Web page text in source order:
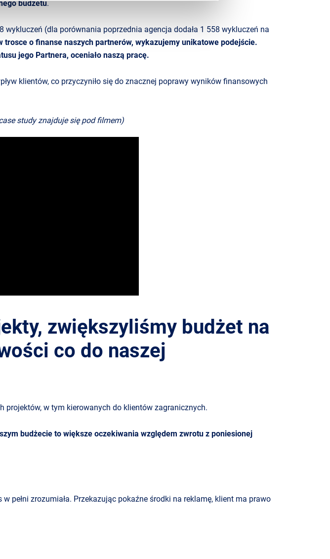
budżetu.
(dla porównania poprzednia agencja dodała 1 558 wykluczeń na
trosce o finanse naszych partnerów, wykazujemy unikatowe podejście.
jego Partnera, oceniało naszą pracę.
klientów, co przyczyniło się do znacznej poprawy wyników finansowych
study znajduje się pod filmem)
zwiększyliśmy budżet na
co do naszej
projektów, w tym kierowanych do klientów zagranicznych.
budżecie to większe oczekiwania względem zwrotu z poniesionej
zrozumiała. Przekazując pokaźne środki na reklamę, klient ma prawo